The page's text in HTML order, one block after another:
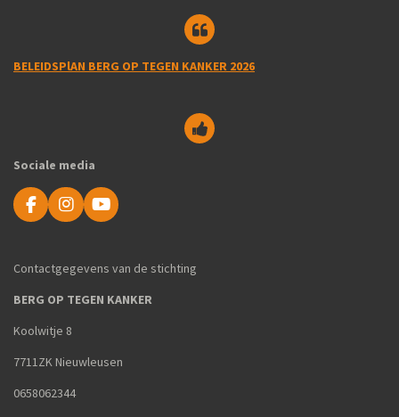
BELEIDSPlAN BERG OP TEGEN KANKER 2026
Sociale media
F
a
b
o
k
I
n
a
a
m
Y
o
u
e
Contactgegevens van de stichting
BERG OP TEGEN KANKER
Koolwitje 8
7711ZK Nieuwleusen
0658062344